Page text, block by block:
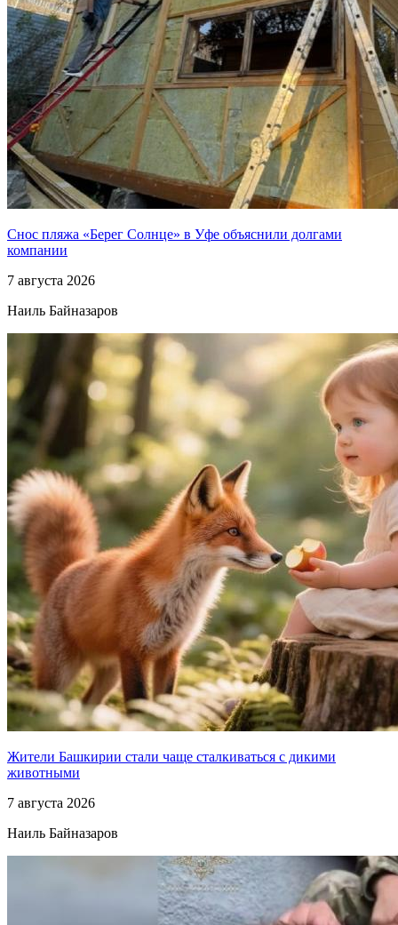
Снос пляжа «Берег Солнце» в Уфе объяснили долгами
компании
7 августа 2026
Наиль Байназаров
Жители Башкирии стали чаще сталкиваться с дикими
животными
7 августа 2026
Наиль Байназаров